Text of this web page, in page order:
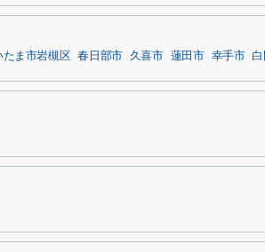
たま市岩槻区 春日部市 久喜市 蓮田市 幸手市